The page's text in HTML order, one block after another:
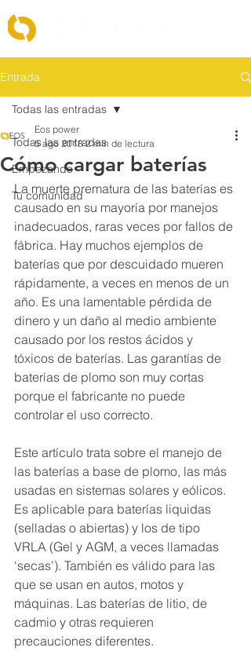
Entrada
Todas las entradas
Empezando
Tu comunidad
Todas las entradas
Cómo cargar baterías
Eos power
5 ago 2018 2 min de lectura
La muerte prematura de las baterías es
causado en su mayoría por manejos
inadecuados, raras veces por fallos de
fábrica. Hay muchos ejemplos de
baterías que por descuidado mueren
rápidamente, a veces en menos de un
año. Es una lamentable pérdida de
dinero y un daño al medio ambiente
causado por los restos ácidos y
tóxicos de baterías. Las garantías de
baterías de plomo son muy cortas
porque el fabricante no puede
controlar el uso correcto.
Este artículo trata sobre el manejo de
las baterías a base de plomo, las más
usadas en sistemas solares y eólicos.
Es aplicable para baterías liquidas
(selladas o abiertas) y los de tipo
VRLA (Gel y AGM, a veces llamadas
‘secas’). También es válido para las
que se usan en autos, motos y
máquinas. Las baterías de litio, de
cadmio y otras requieren
precauciones diferentes.